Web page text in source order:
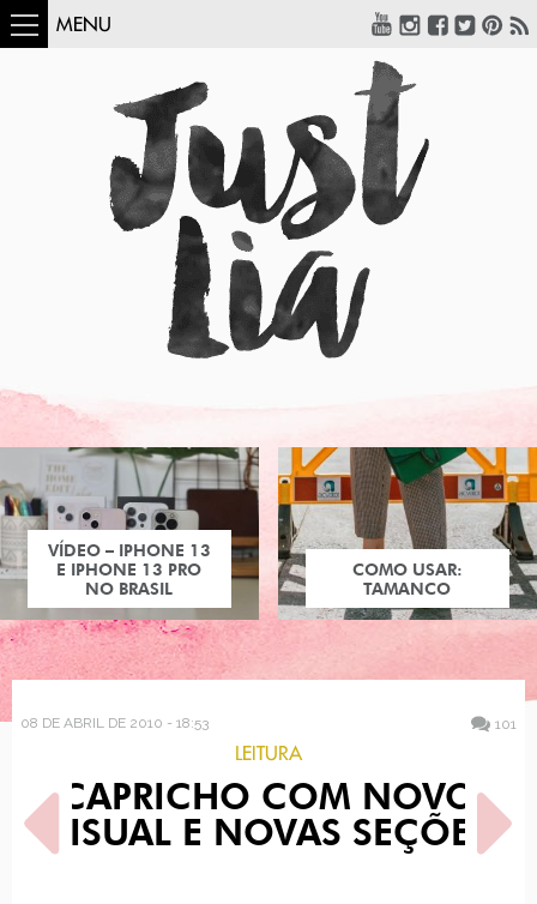
MENU
COMO USAR:
TAMANCO
08 DE ABRIL DE 2010 - 18:53 101
LEITURA
CAPRICHO COM NOVO
VISUAL E NOVAS SEÇÕES